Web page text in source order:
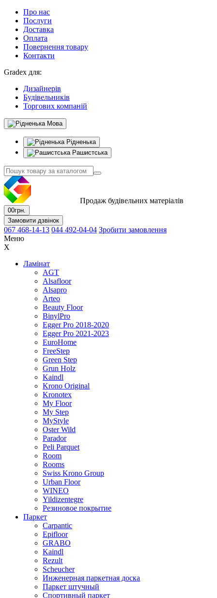
Про нас
Послуги
Доставка
Оплата
Повернення товару
Контакти
Gradex для:
Дизайнерів
Будівельників
Торгових компаній
Мова
Рідненька
Рашистська
Продаж будівельних матеріалів
00грн.
Замовити дзвінок
067 468-14-13 044 492-04-04 Зробити замовлення
Меню
X
Ламінат
AGT
Alsafloor
Alsapro
Arteo
Beauty Floor
BinylPro
Egger Pro 2018-2020
Egger Pro 2021-2023
EuroHome
FreeStep
Green Step
Grun Holz
Kaindl
Krono Original
Kronotex
My Floor
My Step
MyStyle
Oster Wild
Parador
Peli Parquet
Room
Rooms
Swiss Krono Group
Urban Floor
WINEO
Yildizentegre
Резиновое покрытие
Паркет
Carpantic
Epifloor
GRABO
Kaindl
Rezult
Scheucher
Инженерная паркетная доска
Паркет штучный
Спортивный паркет